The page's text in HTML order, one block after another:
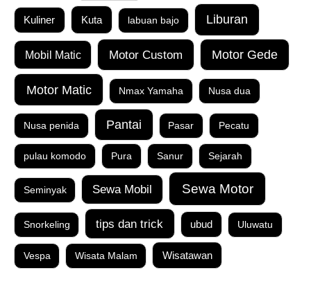
Kuliner Kuta labuan bajo Liburan
Mobil Matic Motor Custom Motor Gede
Motor Matic Nmax Yamaha Nusa dua
Nusa penida Pantai Pasar Pecatu
pulau komodo Pura Sanur Sejarah
Seminyak Sewa Mobil Sewa Motor
Snorkeling tips dan trick ubud Uluwatu
Vespa Wisata Malam Wisatawan